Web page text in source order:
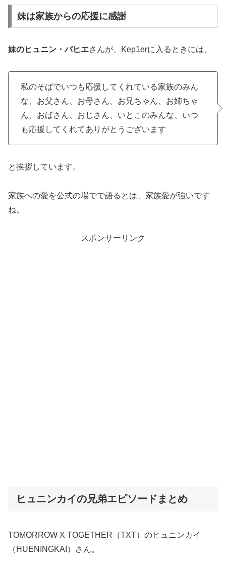
妹は家族からの応援に感謝
妹のヒュニン・バヒエさんが、Kep1erに入るときには、
私のそばでいつも応援してくれている家族のみん
な、お父さん、お母さん、お兄ちゃん、お姉ちゃ
ん、おばさん、おじさん、いとこのみんな、いつ
も応援してくれてありがとうございます
と挨拶しています。
家族への愛を公式の場でで語るとは、家族愛が強いです
ね。
スポンサーリンク
ヒュニンカイの兄弟エピソードまとめ
TOMORROW X TOGETHER（TXT）のヒュニンカイ
（HUENINGKAI）さん。